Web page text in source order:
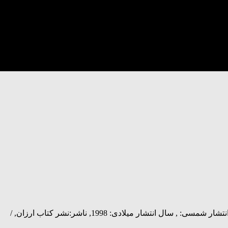
عنوان: شب آبستن است – مجموعه داستان, نویسنده: علی اشرف درویشیان, شابک: 9188880192, اندازه(سانت): ××, تعداد صفحه: 117, سال انتشار شمسی: , سال انتشار میلادی: 1998, ناشر:نشر کتاب ارزان, /